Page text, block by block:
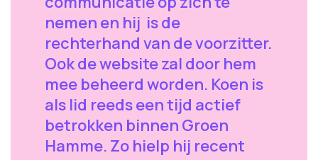
nemen en hij is de
rechterhand van de voorzitter.
Ook de website zal door hem
mee beheerd worden. Koen is
als lid reeds een tijd actief
betrokken binnen Groen
Hamme. Zo hielp hij recent